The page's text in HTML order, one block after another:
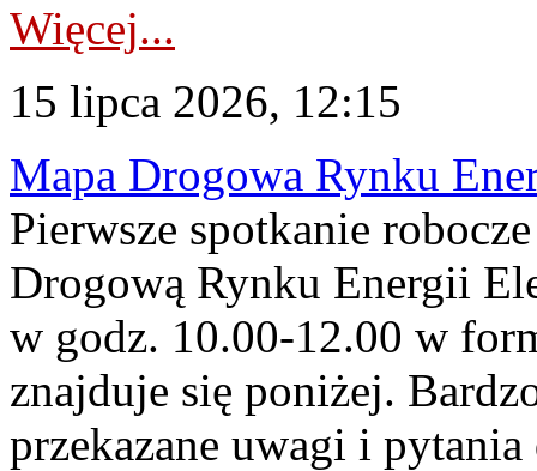
Więcej...
15 lipca 2026, 12:15
Mapa Drogowa Rynku
Pierwsze spotkanie
Drogową Rynku Energii
w godz. 10.00-12.00 w
znajduje się poniżej.
przekazane uwagi i